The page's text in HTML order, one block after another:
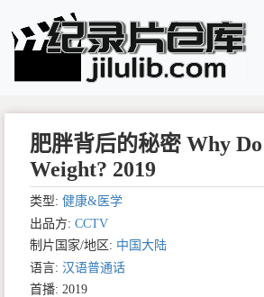
肥胖背后的秘密 Why
Weight? 2019
类型: 健康&医学
出品方: CCTV
制片国家/地区: 中国大陆
语言: 汉语普通话
首播: 2019